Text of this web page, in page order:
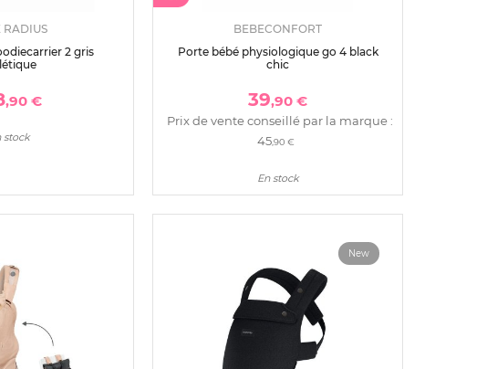
RADIUS
2 gris
,90 €
stock
BEBECONFORT
Porte bébé physiologique go 4 black
chic
39,90 €
Prix de vente conseillé par la marque :
45,90 €
En stock
New